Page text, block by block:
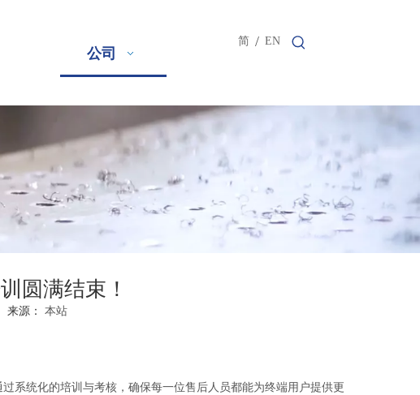
公司
简 / EN
圆满结束！
源： 本站
系统化的培训与考核，确保每一位售后人员都能为终端用户提供更